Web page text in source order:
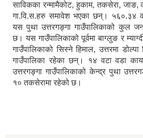
साविकका रन्मामैकोट, हुकाम, तकसेरा, जाङ,
गा.वि.स.हरु समावेश भएका छन्। ५६०.३४
यस पुथा उत्तरगङ्गा गाउँपालिकाको कुल
छ। यस गाउँपालिकाको पूर्वमा बाग्लुङ र
गाउँपालिकाको सिस्ने हिमाल, उत्तरमा
गाउँपालिका रहेका छन्। १४ वटा वडा
उत्तरगङ्गा गाउँपालिकाको केन्द्र पुथा
१० तकसेरामा रहेको छ।